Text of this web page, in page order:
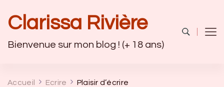
Clarissa Rivière
Bienvenue sur mon blog ! (+ 18 ans)
Accueil Ecrire Plaisir d’écrire